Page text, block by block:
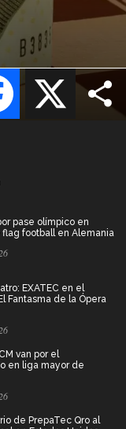
X
Facebook
pase olímpico en
football en Alemania
EXATEC en el
Fantasma de la Ópera
van por el
en liga mayor de
de PrepaTec Qro al